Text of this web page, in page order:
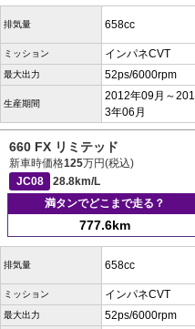
排気量 658cc
ミッション インパネCVT
最大出力 52ps/6000rpm
生産期間
2012年09月～201
3年06月
660 FX リミテッド
新車時価格125万円(税込)
JC08
28.8km/L
満タンでどこまで走る？
777.6km
排気量 658cc
ミッション インパネCVT
最大出力 52ps/6000rpm